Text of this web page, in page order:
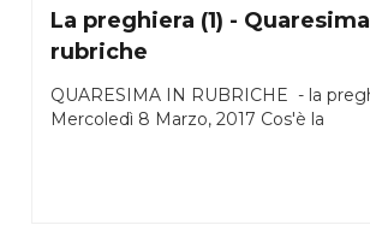
La preghiera (1) -
rubriche
QUARESIMA IN RUBRICHE - la
Mercoledì 8 Marzo, 2017 Cos'è la